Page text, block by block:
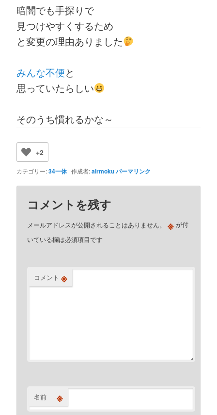
暗闇でも手探りで
見つけやすくするため
と変更の理由ありました
みんな不便と
思っていたらしい
そのうち慣れるかな～
+2
カテゴリー:34一休 作成者:airmokuパーマリンク
コメントを残す
メールアドレスが公開されることはありません。 ※ が付
いている欄は必須項目です
コメント ※
名前 ※